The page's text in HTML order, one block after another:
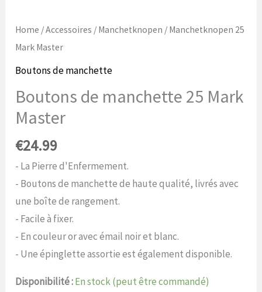
Home /Accessoires / Manchetknopen / Manchetknopen 25
Mark Master
Boutons de manchette
Boutons de manchette 25 Mark
Master
€24.99
- La Pierre d'Enfermement.
- Boutons de manchette de haute qualité, livrés avec
une boîte de rangement.
- Facile à fixer.
- En couleur or avec émail noir et blanc.
- Une épinglette assortie est également disponible.
Disponibilité :En stock (peut être commandé)